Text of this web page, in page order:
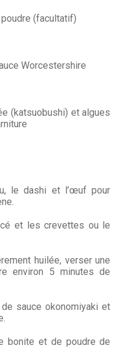
(facultatif)
Worcestershire
(katsuobushi) et algues
le dashi et l’œuf pour
et les crevettes ou le
huilée, verser une
environ 5 minutes de
sauce okonomiyaki et
bonite et de poudre de